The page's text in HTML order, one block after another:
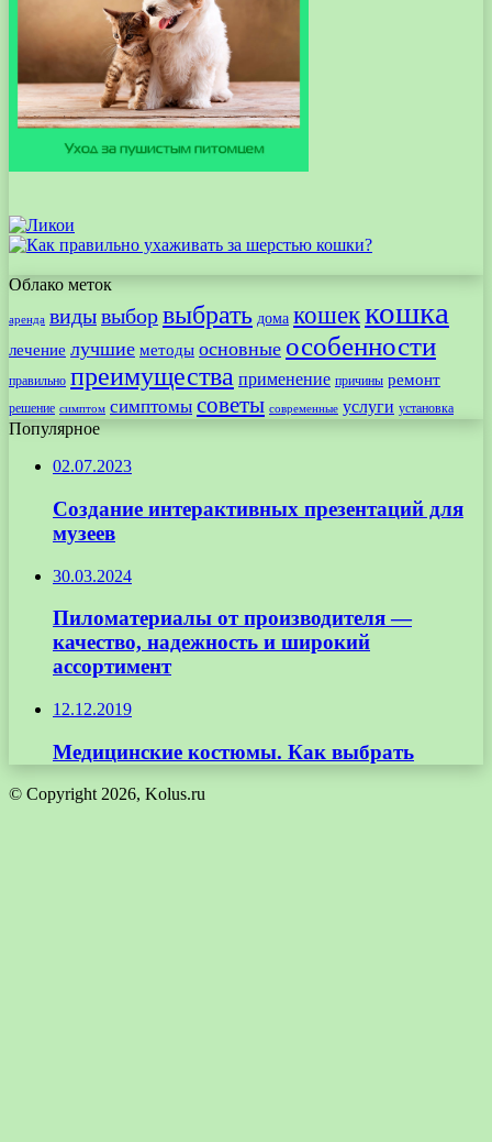
Облако меток
аренда видывыборвыбрать дома кошеккошка
лечение лучшие методы основные особенности
правильно преимущества применение причины ремонт
решение симптом симптомы советы современные услуги установка
Популярное
02.07.2023
Создание интерактивных презентаций для
музеев
30.03.2024
Пиломатериалы от производителя —
качество, надежность и широкий
ассортимент
12.12.2019
Медицинские костюмы. Как выбрать
© Copyright 2026, Kolus.ru